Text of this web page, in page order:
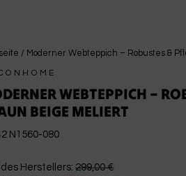
/ Moderner Webteppich – Robustes &
WEBTEPPICH –
BEIGE MELIERT
N1560-080
des Herstellers: 299,00 €€299,00